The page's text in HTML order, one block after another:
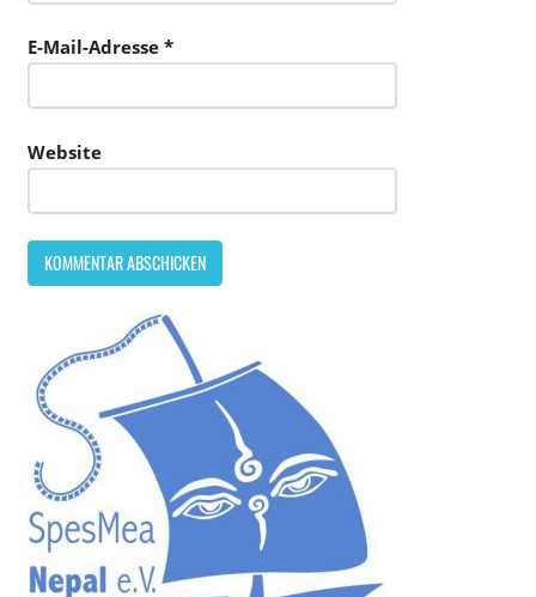
E-Mail-Adresse *
Website